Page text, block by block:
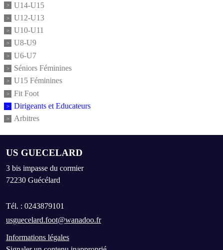
U14-U15
U12-U13
U10-U11
U8-U9
U6-U7
Séniors Féminines
U15 Féminines
Fit Foot
Dirigeants et Educateurs
Arbitres
US GUECELARD
3 bis impasse du cormier
72230 Guécélard
Tél. : 0243879101
usguecelard.foot@wanadoo.fr
Informations légales